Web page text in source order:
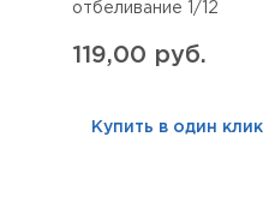
отбеливание 1/12
119,00 руб.
Купить в один клик